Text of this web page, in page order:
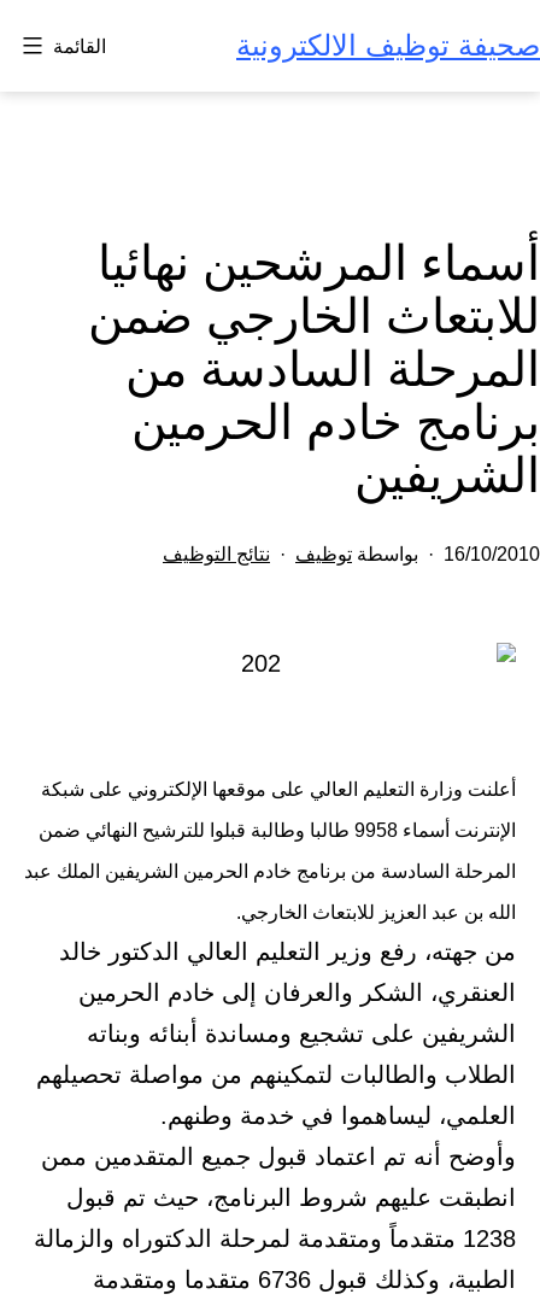
إلى
المحتوى
صحيفة توظيف الالكترونية القائمة
أسماء المرشحين نهائيا
للابتعاث الخارجي ضمن
المرحلة السادسة من
برنامج خادم الحرمين
الشريفين
تم
16/10/2010 بواسطة توظيف
مصنف
نتائج التوظيف
أعلنت وزارة التعليم العالي على موقعها الإلكتروني على شبكة
الإنترنت أسماء 9958 طالبا وطالبة قبلوا للترشيح النهائي ضمن
المرحلة السادسة من برنامج خادم الحرمين الشريفين الملك عبد
الله بن عبد العزيز للابتعاث الخارجي.
من جهته، رفع وزير التعليم العالي الدكتور خالد
العنقري، الشكر والعرفان إلى خادم الحرمين
الشريفين على تشجيع ومساندة أبنائه وبناته
الطلاب والطالبات لتمكينهم من مواصلة تحصيلهم
العلمي، ليساهموا في خدمة وطنهم.
وأوضح أنه تم اعتماد قبول جميع المتقدمين ممن
انطبقت عليهم شروط البرنامج، حيث تم قبول
1238 متقدماً ومتقدمة لمرحلة الدكتوراه والزمالة
الطبية، وكذلك قبول 6736 متقدما ومتقدمة